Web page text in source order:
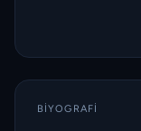
BIYOGRAFI